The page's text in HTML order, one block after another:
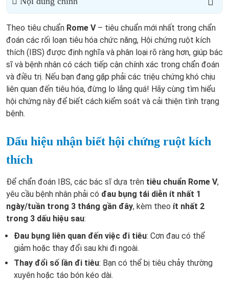
Theo tiêu chuẩn Rome V– tiêu chuẩn mới nhất trong chẩn
đoán các rối loạn tiêu hóa chức năng, Hội chứng ruột kích
thích (IBS) được định nghĩa và phân loại rõ ràng hơn, giúp bác
sĩ và bệnh nhân có cách tiếp cận chính xác trong chẩn đoán
và điều trị. Nếu bạn đang gặp phải các triệu chứng khó chịu
liên quan đến tiêu hóa, đừng lo lắng quá! Hãy cùng tìm hiểu
hội chứng này để biết cách kiểm soát và cải thiện tình trạng
bệnh.
Dấu hiệu nhận biết hội chứng ruột kích
thích
Để chẩn đoán IBS, các bác sĩ dựa trên tiêu chuẩn Rome V,
yêu cầu bệnh nhân phải có đau bụng tái diễn ít nhất 1
ngày/tuần trong 3 tháng gần đây, kèm theo ít nhất 2
trong 3 dấu hiệu sau:
Đau bụng liên quan đến việc đi tiêu: Cơn đau có thể
giảm hoặc thay đổi sau khi đi ngoài.
Thay đổi số lần đi tiêu: Bạn có thể bị tiêu chảy thường
xuyên hoặc táo bón kéo dài.